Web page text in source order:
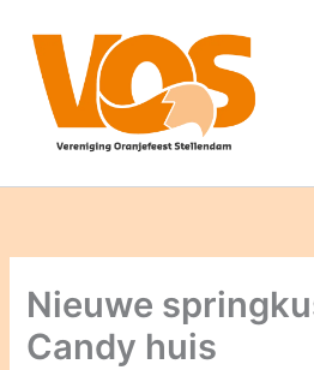
naar
inhoud
Nieuwe
Candy huis